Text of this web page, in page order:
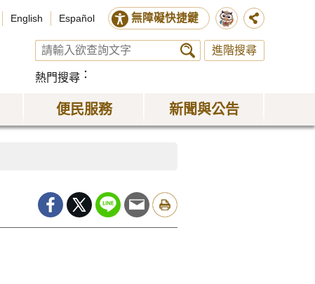
English Español 無障礙快捷鍵
進階搜尋
熱門搜尋
便民服務 新聞與公告